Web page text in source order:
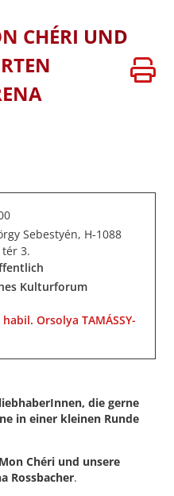
CHÉRI UND
Sebestyén, H-1088
3.
Kulturforum
habil. Orsolya TAMÁSSY-
die gerne
in einer kleinen Runde
Mon Chéri und unsere
Rossbacher.